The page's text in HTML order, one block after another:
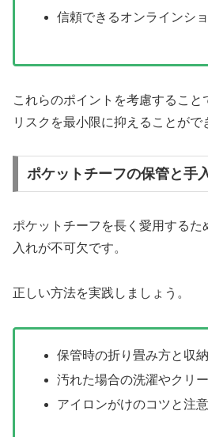
信頼できるオンラインシ
これらのポイントを考慮するこ
リスクを最小限に抑えることがで
ポケットチーフの保管と手
ポケットチーフを長く愛用する
入れが不可欠です。
正しい方法を実践しましょう。
保管時の折り畳み方と収
汚れた場合の洗濯やクリ
アイロンがけのコツと注